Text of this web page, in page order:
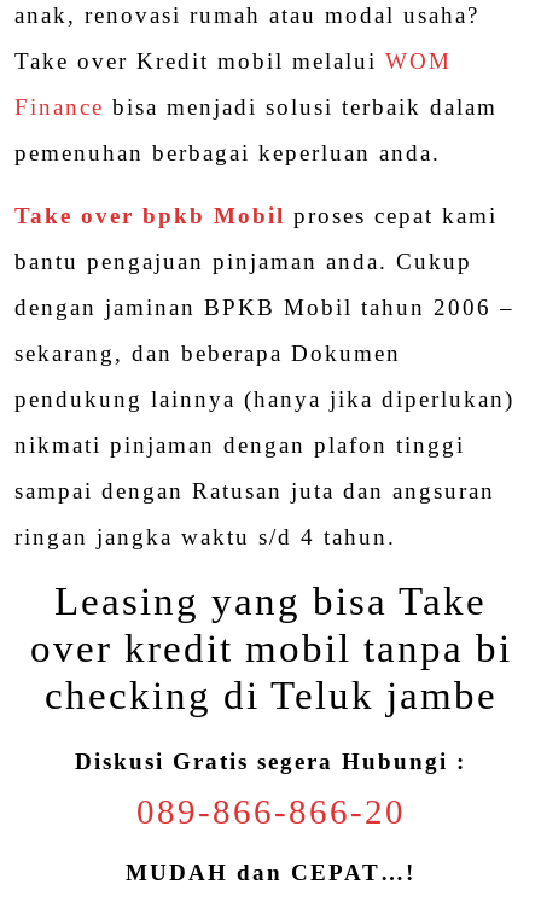
anak, renovasi rumah atau modal usaha?
Take over Kredit mobil melalui WOM
Finance bisa menjadi solusi terbaik dalam
pemenuhan berbagai keperluan anda.
Take over bpkb Mobil proses cepat kami
bantu pengajuan pinjaman anda. Cukup
dengan jaminan BPKB Mobil tahun 2006 –
sekarang, dan beberapa Dokumen
pendukung lainnya (hanya jika diperlukan)
nikmati pinjaman dengan plafon tinggi
sampai dengan Ratusan juta dan angsuran
ringan jangka waktu s/d 4 tahun.
Leasing yang bisa Take
over kredit mobil tanpa bi
checking di Teluk jambe
Diskusi Gratis segera Hubungi :
089-866-866-20
MUDAH dan CEPAT…!